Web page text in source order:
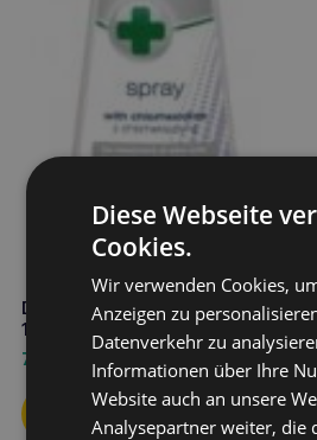
DR SEIDEL Chlorhexidin-Spray
100 ml
7,60
Diese Webseite
Cookies.
Wir verwenden Cookies,
Anzeigen zu
Datenverkehr zu
Informationen über Ihre
Website auch an unsere
Analysepartner weiter, die